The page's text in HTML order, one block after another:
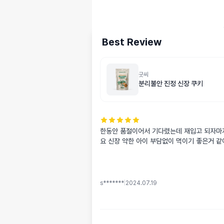
Best Review
굿씨
분리불안 진정 신장 쿠키
한동안 품절이어서 기다렸는데 재입고 되자마
요 신장 약한 아이 부담없이 먹이기 좋은거 같
s******* 2024.07.19